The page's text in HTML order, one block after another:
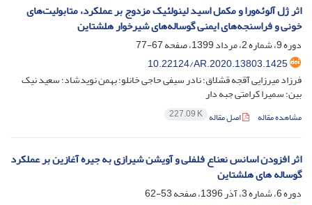
اثر ژل آلوئه‌ورا و مکمل اسید لینولئیک مزدوج بر عملکرد، متابولیت‌های
خونی و فراسنجه‌های ایمنی گوساله‌های شیرخوار هلشتاین
دوره 9، شماره 2، مرداد 1399، صفحه
67-77
10.22124/AR.2020.13803.1425
فرزاد میرزایی آقجه قشلاق؛ نادر سیفی حاجی خانلو؛ بهمن نویدشاد؛ سعید نیک
بین؛ سمیرا کرامتی جبه دار
مشاهده مقاله اصل مقاله 227.09 K
اثر افزودن اسانس نعناع فلفلی و آویشن شیرازی به جیره آغازین بر عملکرد
گوساله های هلشتاین
دوره 6، شماره 3، آذر 1396، صفحه
53-62